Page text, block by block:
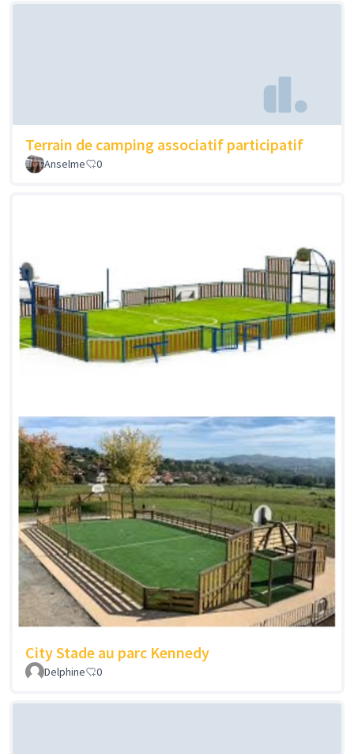
Terrain de camping associatif participatif
Anselme 0
City Stade au parc Kennedy
Delphine 0